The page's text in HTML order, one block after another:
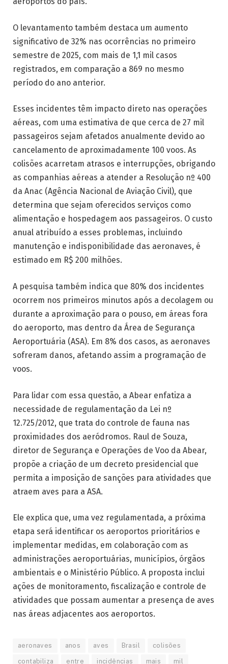
O levantamento também destaca um aumento
significativo de 32% nas ocorrências no primeiro
semestre de 2025, com mais de 1,1 mil casos
registrados, em comparação a 869 no mesmo
período do ano anterior.
Esses incidentes têm impacto direto nas operações
aéreas, com uma estimativa de que cerca de 27 mil
passageiros sejam afetados anualmente devido ao
cancelamento de aproximadamente 100 voos. As
colisões acarretam atrasos e interrupções, obrigando
as companhias aéreas a atender a Resolução nº 400
da Anac (Agência Nacional de Aviação Civil), que
determina que sejam oferecidos serviços como
alimentação e hospedagem aos passageiros. O custo
anual atribuído a esses problemas, incluindo
manutenção e indisponibilidade das aeronaves, é
estimado em R$ 200 milhões.
A pesquisa também indica que 80% dos incidentes
ocorrem nos primeiros minutos após a decolagem ou
durante a aproximação para o pouso, em áreas fora
do aeroporto, mas dentro da Área de Segurança
Aeroportuária (ASA). Em 8% dos casos, as aeronaves
sofreram danos, afetando assim a programação de
voos.
Para lidar com essa questão, a Abear enfatiza a
necessidade de regulamentação da Lei nº
12.725/2012, que trata do controle de fauna nas
proximidades dos aeródromos. Raul de Souza,
diretor de Segurança e Operações de Voo da Abear,
propõe a criação de um decreto presidencial que
permita a imposição de sanções para atividades que
atraem aves para a ASA.
Ele explica que, uma vez regulamentada, a próxima
etapa será identificar os aeroportos prioritários e
implementar medidas, em colaboração com as
administrações aeroportuárias, municípios, órgãos
ambientais e o Ministério Público. A proposta inclui
ações de monitoramento, fiscalização e controle de
atividades que possam aumentar a presença de aves
nas áreas adjacentes aos aeroportos.
aeronaves anos aves Brasil colisões
contabiliza entre incidências mais mil